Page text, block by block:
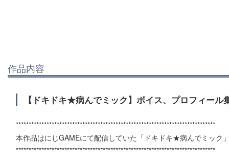
作品内容
【ドキドキ★病んでミック】ボイス、プロフィール
******************************************************************************
本作品はにじGAMEにて配信していた「ドキドキ★病んでミック
******************************************************************************